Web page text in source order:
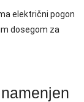
električni pogon
dosegom za